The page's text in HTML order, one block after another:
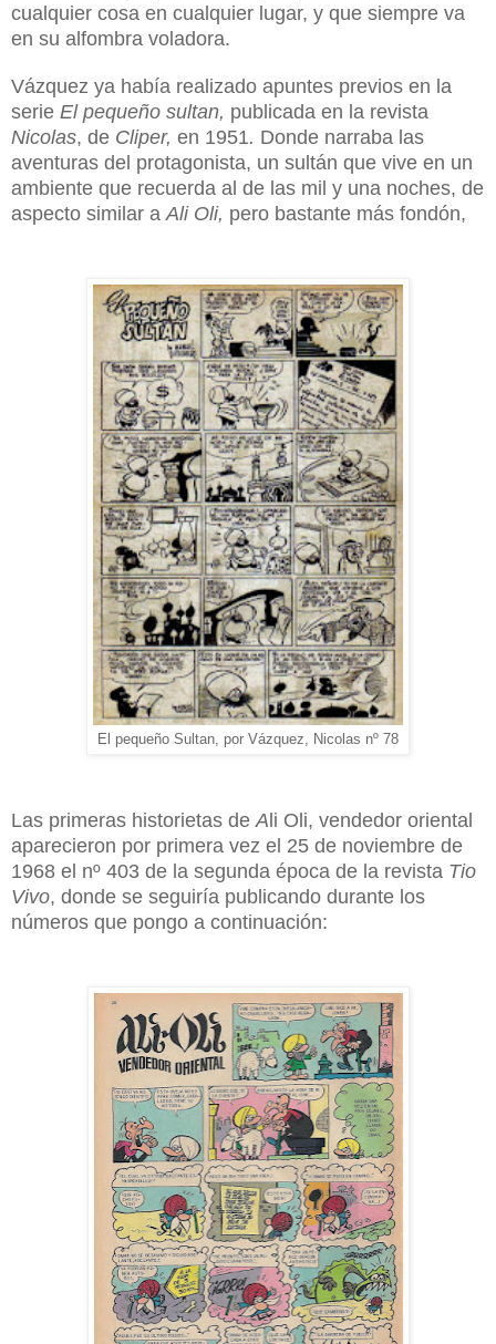
cualquier cosa en cualquier lugar, y que siempre va
en su alfombra voladora.
Vázquez ya había realizado apuntes previos en la
serie El pequeño sultan, publicada en la revista
Nicolas, de Cliper, en 1951. Donde narraba las
aventuras del protagonista, un sultán que vive en un
ambiente que recuerda al de las mil y una noches, de
aspecto similar a Ali Oli, pero bastante más fondón,
El pequeño Sultan, por Vázquez, Nicolas nº 78
Las primeras historietas de Ali Oli, vendedor oriental
aparecieron por primera vez el 25 de noviembre de
1968 el nº 403 de la segunda época de la revista Tio
Vivo, donde se seguiría publicando durante los
números que pongo a continuación: